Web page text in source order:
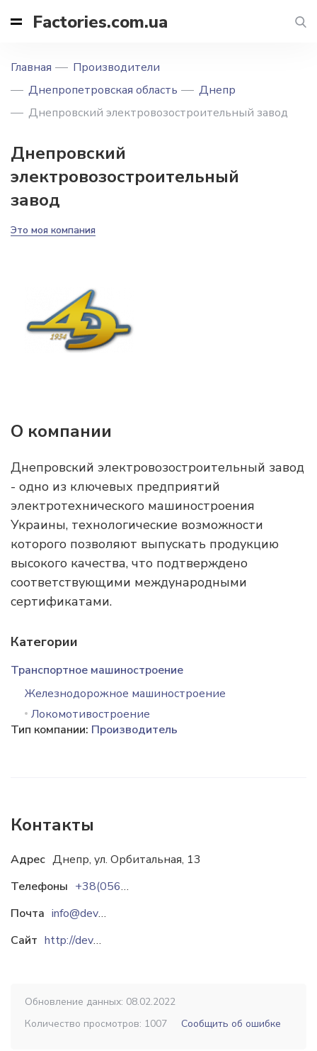
Factories.com.ua
Главная
Производители
Днепропетровская область
Днепр
Днепровский электровозостроительный завод
Днепровский
электровозостроительный
завод
Это моя компания
О компании
Днепровский электровозостроительный завод
- одно из ключевых предприятий
электротехнического машиностроения
Украины, технологические возможности
которого позволяют выпускать продукцию
высокого качества, что подтверждено
соответствующими международными
сертификатами.
Категории
Транспортное машиностроение
Железнодорожное машиностроение
Локомотивостроение
Тип компании: Производитель
Контакты
Адрес Днепр, ул. Орбитальная, 13
Телефоны
+38(0562)36-06-72
Почта
info@devs.com.ua
Сайт
http://devs.com.ua
Обновление данных: 08.02.2022
Количество просмотров: 1007
Сообщить об ошибке